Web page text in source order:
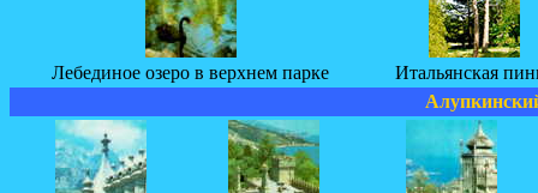
Лебединое озеро в верхнем парке
Итальянская